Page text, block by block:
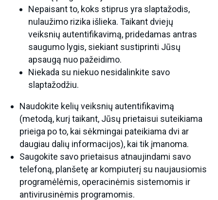
Nepaisant to, koks stiprus yra slaptažodis,
nulaužimo rizika išlieka. Taikant dviejų
veiksnių autentifikavimą, pridedamas antras
saugumo lygis, siekiant sustiprinti Jūsų
apsaugą nuo pažeidimo.
Niekada su niekuo nesidalinkite savo
slaptažodžiu.
Naudokite kelių veiksnių autentifikavimą
(metodą, kurį taikant, Jūsų prietaisui suteikiama
prieiga po to, kai sėkmingai pateikiama dvi ar
daugiau dalių informacijos), kai tik įmanoma.
Saugokite savo prietaisus atnaujindami savo
telefoną, planšetę ar kompiuterį su naujausiomis
programėlėmis, operacinėmis sistemomis ir
antivirusinėmis programomis.